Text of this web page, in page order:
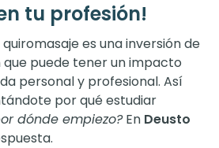
tu profesión!
es una inversión de
puede tener un impacto
personal y profesional. Así
por qué estudiar
dónde empiezo?En Deusto